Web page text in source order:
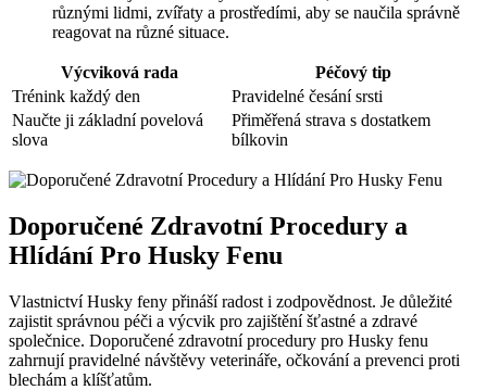
různými lidmi, zvířaty a prostředími, aby se naučila správně
reagovat na různé situace.
Výcviková rada
Péčový tip
Trénink každý den
Pravidelné česání srsti
Naučte ji základní povelová
slova
Přiměřená strava s dostatkem
bílkovin
Doporučené Zdravotní Procedury a
Hlídání Pro Husky Fenu
Vlastnictví Husky feny přináší radost i zodpovědnost. Je důležité
zajistit správnou péči a výcvik pro zajištění šťastné a zdravé
společnice. Doporučené zdravotní procedury pro Husky fenu
zahrnují pravidelné návštěvy veterináře, očkování a prevenci proti
blechám a klíšťatům.